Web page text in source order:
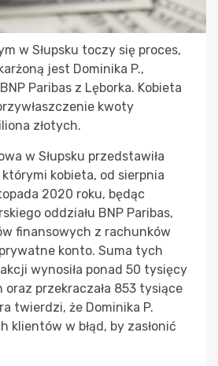
w Słupsku toczy się proces,
jest Dominika P.,
Paribas z Lęborka. Kobieta
kwoty
złotych.
w Słupsku przedstawiła
kobieta, od sierpnia
2020 roku, będąc
oddziału BNP Paribas,
finansowych z rachunków
konto. Suma tych
wynosiła ponad 50 tysięcy
przekraczała 853 tysiące
twierdzi, że Dominika P.
klientów w błąd, by zasłonić